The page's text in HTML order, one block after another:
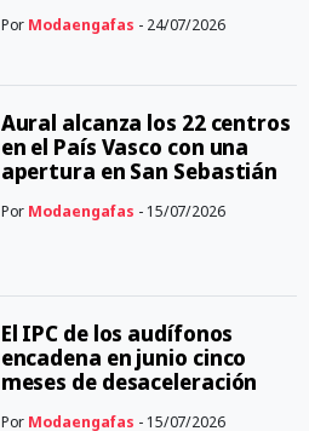
Por Modaengafas - 24/07/2026
Aural alcanza los 22 centros
en el País Vasco con una
apertura en San Sebastián
Por Modaengafas - 15/07/2026
El IPC de los audífonos
encadena en junio cinco
meses de desaceleración
Por Modaengafas - 15/07/2026